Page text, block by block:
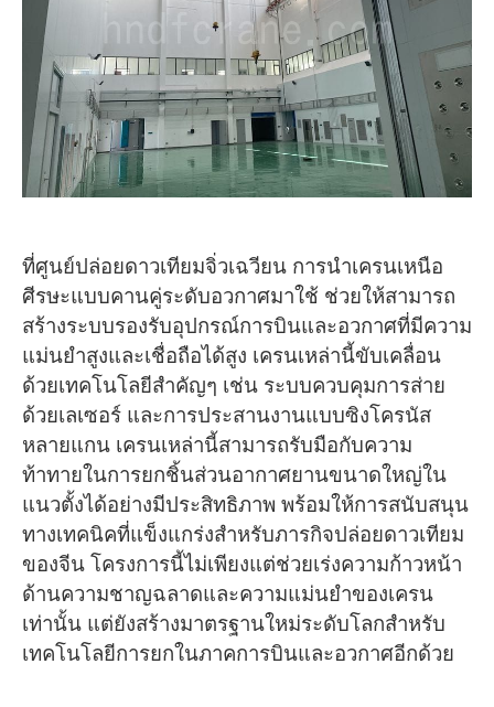
ที่ศูนย์ปล่อยดาวเทียมจิ่วเฉวียน การนำเครนเหนือ
ศีรษะแบบคานคู่ระดับอวกาศมาใช้ ช่วยให้สามารถ
สร้างระบบรองรับอุปกรณ์การบินและอวกาศที่มีความ
แม่นยำสูงและเชื่อถือได้สูง เครนเหล่านี้ขับเคลื่อน
ด้วยเทคโนโลยีสำคัญๆ เช่น ระบบควบคุมการส่าย
ด้วยเลเซอร์ และการประสานงานแบบซิงโครนัส
หลายแกน เครนเหล่านี้สามารถรับมือกับความ
ท้าทายในการยกชิ้นส่วนอากาศยานขนาดใหญ่ใน
แนวตั้งได้อย่างมีประสิทธิภาพ พร้อมให้การสนับสนุน
ทางเทคนิคที่แข็งแกร่งสำหรับภารกิจปล่อยดาวเทียม
ของจีน โครงการนี้ไม่เพียงแต่ช่วยเร่งความก้าวหน้า
ด้านความชาญฉลาดและความแม่นยำของเครน
เท่านั้น แต่ยังสร้างมาตรฐานใหม่ระดับโลกสำหรับ
เทคโนโลยีการยกในภาคการบินและอวกาศอีกด้วย
Norsk
O‘zbekcha